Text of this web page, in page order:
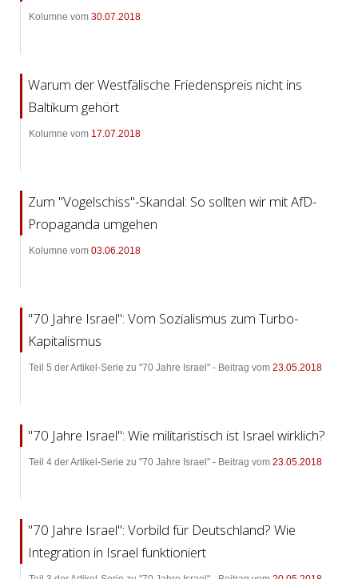
Kolumne vom 30.07.2018
Warum der Westfälische Friedenspreis nicht ins
Baltikum gehört
Kolumne vom 17.07.2018
Zum "Vogelschiss"-Skandal: So sollten wir mit AfD-
Propaganda umgehen
Kolumne vom 03.06.2018
"70 Jahre Israel": Vom Sozialismus zum Turbo-
Kapitalismus
Teil 5 der Artikel-Serie zu "70 Jahre Israel" - Beitrag vom 23.05.2018
"70 Jahre Israel": Wie militaristisch ist Israel wirklich?
Teil 4 der Artikel-Serie zu "70 Jahre Israel" - Beitrag vom 23.05.2018
"70 Jahre Israel": Vorbild für Deutschland? Wie
Integration in Israel funktioniert